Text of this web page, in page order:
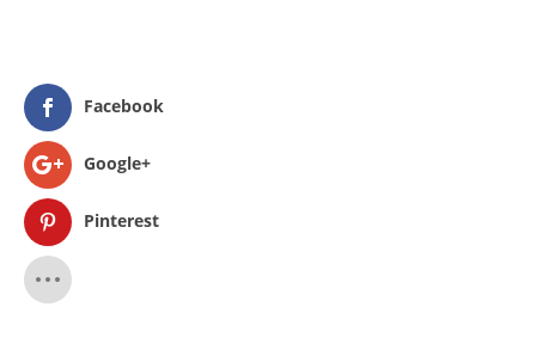
Facebook
Google+
Pinterest